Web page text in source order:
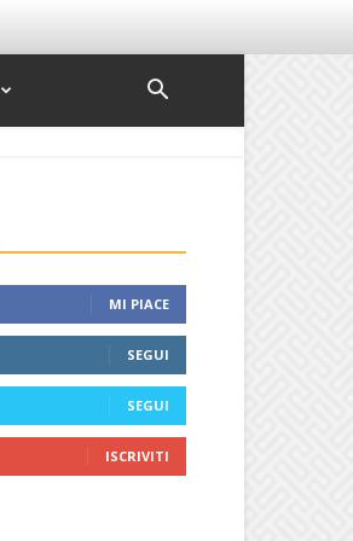
MI PIACE
SEGUI
SEGUI
ISCRIVITI